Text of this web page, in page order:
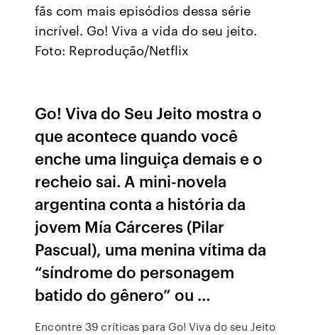
fãs com mais episódios dessa série
incrível. Go! Viva a vida do seu jeito.
Foto: Reprodução/Netflix
Go! Viva do Seu Jeito mostra o
que acontece quando você
enche uma linguiça demais e o
recheio sai. A mini-novela
argentina conta a história da
jovem Mía Cárceres (Pilar
Pascual), uma menina vítima da
“síndrome do personagem
batido do gênero” ou …
Encontre 39 críticas para Go! Viva do seu Jeito